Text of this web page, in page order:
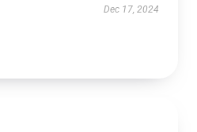
Dec 17, 2024